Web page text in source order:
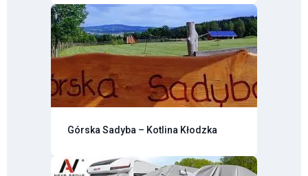
Górska Sadyba – Kotlina Kłodzka